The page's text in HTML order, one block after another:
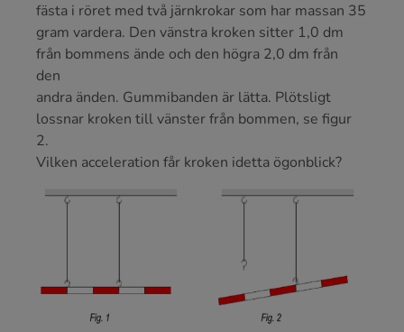
fästa i röret med två järnkrokar som har massan 35
gram vardera. Den vänstra kroken sitter 1,0 dm
från bommens ände och den högra 2,0 dm från
den
andra änden. Gummibanden är lätta. Plötsligt
lossnar kroken till vänster från bommen, se figur
2.
Vilken acceleration får kroken idetta ögonblick?